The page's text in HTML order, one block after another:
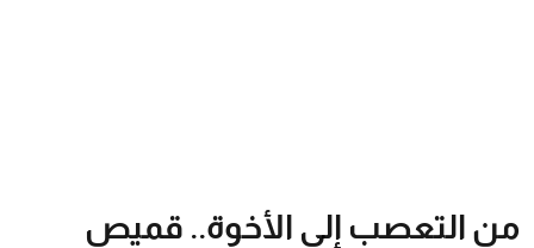
من التعصب إلى الأخوة.. قميص